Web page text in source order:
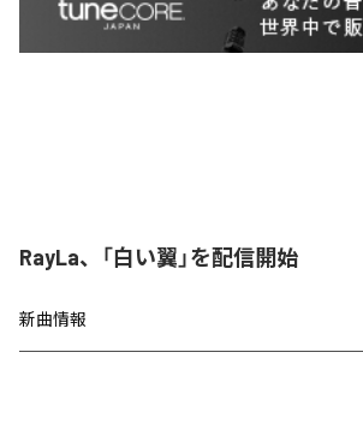
RayLa、「白い翼」を配信開始
新曲情報